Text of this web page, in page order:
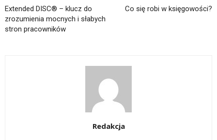
Extended DISC® – klucz do
zrozumienia mocnych i słabych
stron pracowników
Co się robi w księgowości?
Redakcja